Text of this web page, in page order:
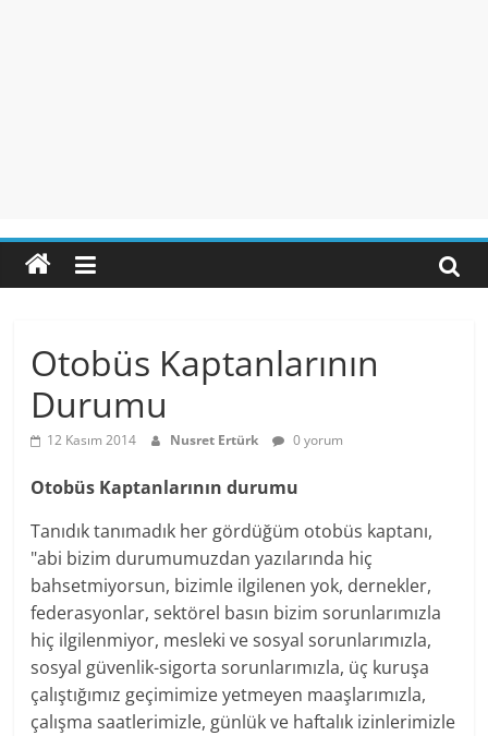
Otobüs Kaptanlarının
Durumu
12 Kasım 2014 Nusret Ertürk 0 yorum
Otobüs Kaptanlarının durumu
Tanıdık tanımadık her gördüğüm otobüs kaptanı,
"abi bizim durumumuzdan yazılarında hiç
bahsetmiyorsun, bizimle ilgilenen yok, dernekler,
federasyonlar, sektörel basın bizim sorunlarımızla
hiç ilgilenmiyor, mesleki ve sosyal sorunlarımızla,
sosyal güvenlik-sigorta sorunlarımızla, üç kuruşa
çalıştığımız geçimimize yetmeyen maaşlarımızla,
çalışma saatlerimizle, günlük ve haftalık izinlerimizle